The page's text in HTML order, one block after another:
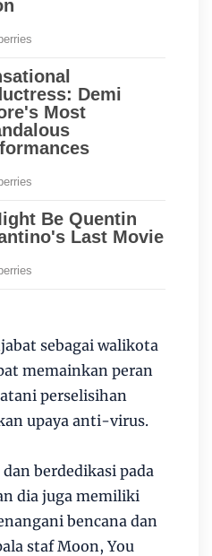
sebagai walikota
memainkan peran
perselisihan
upaya anti-virus.
berdedikasi pada
dia juga memiliki
bencana dan
staf Moon, You